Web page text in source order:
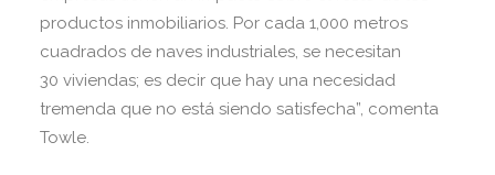
productos inmobiliarios. Por cada 1,000 metros
cuadrados de naves industriales, se necesitan
30 viviendas; es decir que hay una necesidad
tremenda que no está siendo satisfecha”, comenta
Towle.